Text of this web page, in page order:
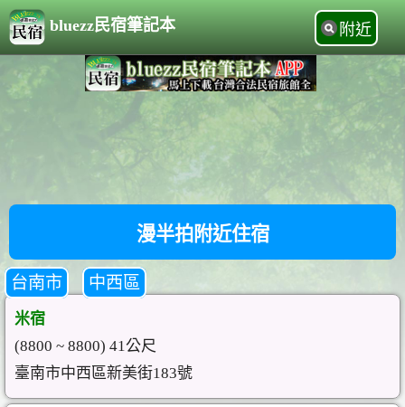
bluezz民宿筆記本 附近
漫半拍附近住宿
台南市 中西區
米宿
(8800 ~ 8800) 41公尺
臺南市中西區新美街183號